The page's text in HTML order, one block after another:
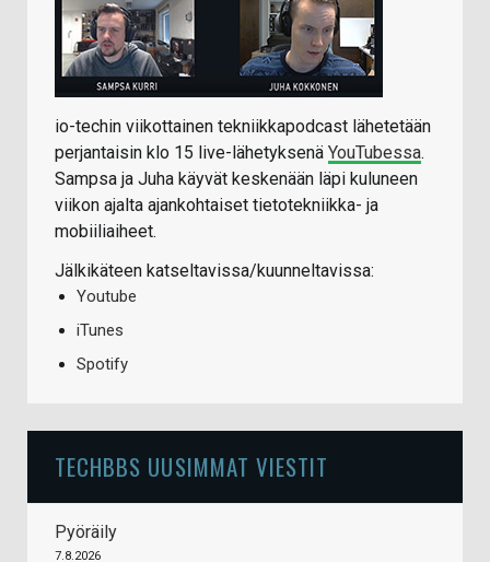
io-techin viikottainen tekniikkapodcast lähetetään
perjantaisin klo 15 live-lähetyksenä YouTubessa.
Sampsa ja Juha käyvät keskenään läpi kuluneen
viikon ajalta ajankohtaiset tietotekniikka- ja
mobiiliaiheet.
Jälkikäteen katseltavissa/kuunneltavissa:
Youtube
iTunes
Spotify
TECHBBS UUSIMMAT VIESTIT
Pyöräily
7.8.2026